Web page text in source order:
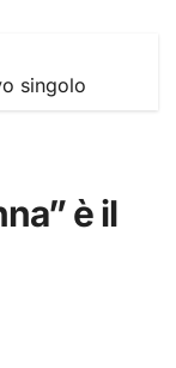
singolo
è il